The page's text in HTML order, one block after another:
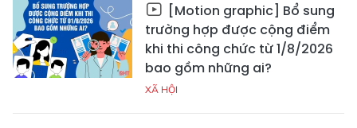
[Motion graphic] Bổ sung
trường hợp được cộng điểm
khi thi công chức từ 1/8/2026
bao gồm những ai?
XÃ HỘI